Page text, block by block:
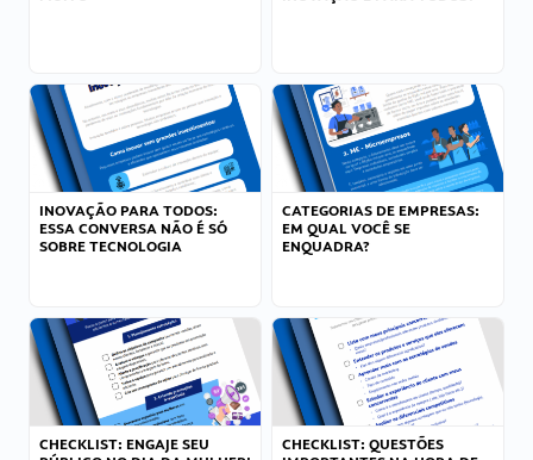
INOVAÇÃO PARA TODOS:
ESSA CONVERSA NÃO É SÓ
SOBRE TECNOLOGIA
CATEGORIAS DE EMPRESAS:
EM QUAL VOCÊ SE
ENQUADRA?
CHECKLIST: ENGAJE SEU
CHECKLIST: QUESTÕES